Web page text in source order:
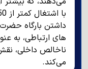
داشتن بارگاه
های ارتباطی، به
ناخالص داخلی،
می‌کند.